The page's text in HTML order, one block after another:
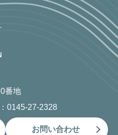
番地
0145-27-2328
お問い合わせ